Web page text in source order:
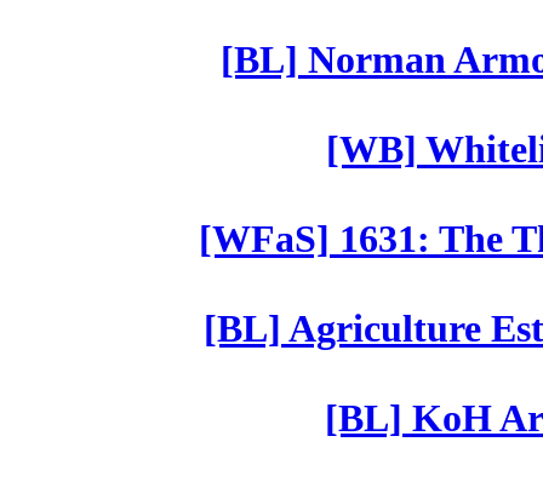
[BL] Norman
[WB]
[WFaS] 1631: The
[BL] Agriculture
[BL] KoH